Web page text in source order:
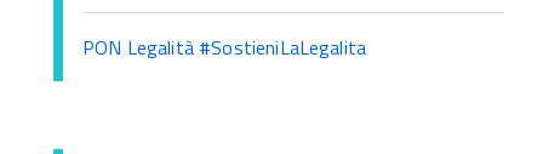
PON Legalità #SostieniLaLegalita